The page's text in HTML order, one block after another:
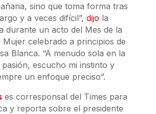
sino que toma forma tras
y a veces difícil”, dijo la
durante un acto del Mes de la
Mujer celebrado a principios de
Blanca. “A menudo sola en la
pasión, escucho mi instinto y
un enfoque preciso”.
es corresponsal del Times para
y reporta sobre el presidente